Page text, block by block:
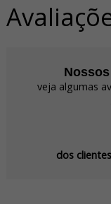
veja algumas
dos